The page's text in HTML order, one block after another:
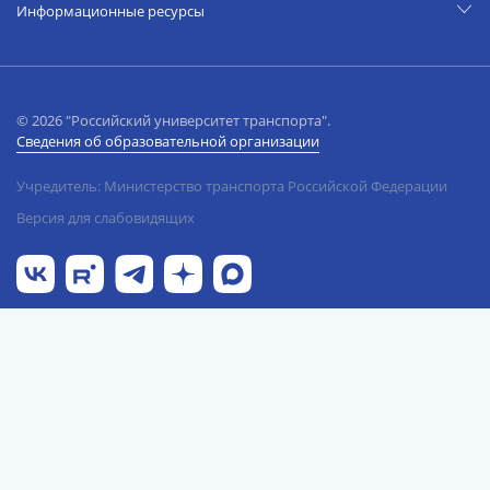
Информационные ресурсы
© 2026 "Российский университет транспорта".
Сведения об образовательной организации
Учредитель: Министерство транспорта Российской Федерации
Версия для слабовидящих